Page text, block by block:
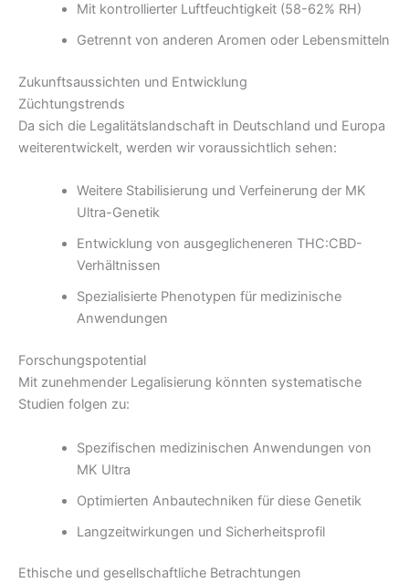
Mit kontrollierter Luftfeuchtigkeit (58-62% RH)
Getrennt von anderen Aromen oder Lebensmitteln
Zukunftsaussichten und Entwicklung
Züchtungstrends
Da sich die Legalitätslandschaft in Deutschland und Europa
weiterentwickelt, werden wir voraussichtlich sehen:
Weitere Stabilisierung und Verfeinerung der MK
Ultra-Genetik
Entwicklung von ausgeglicheneren THC:CBD-
Verhältnissen
Spezialisierte Phenotypen für medizinische
Anwendungen
Forschungspotential
Mit zunehmender Legalisierung könnten systematische
Studien folgen zu:
Spezifischen medizinischen Anwendungen von
MK Ultra
Optimierten Anbautechniken für diese Genetik
Langzeitwirkungen und Sicherheitsprofil
Ethische und gesellschaftliche Betrachtungen